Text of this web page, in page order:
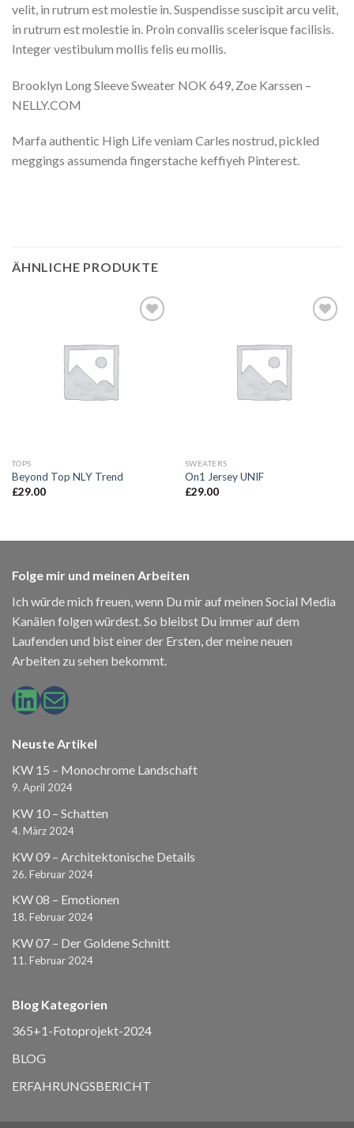
velit, in rutrum est molestie in. Suspendisse suscipit arcu velit,
in rutrum est molestie in. Proin convallis scelerisque facilisis.
Integer vestibulum mollis felis eu mollis.
Brooklyn Long Sleeve Sweater NOK 649, Zoe Karssen –
NELLY.COM
Marfa authentic High Life veniam Carles nostrud, pickled
meggings assumenda fingerstache keffiyeh Pinterest.
ÄHNLICHE PRODUKTE
TOPS
Beyond Top NLY Trend
£29.00
SWEATERS
On1 Jersey UNIF
£29.00
Folge mir und meinen Arbeiten
Ich würde mich freuen, wenn Du mir auf meinen Social Media
Kanälen folgen würdest. So bleibst Du immer auf dem
Laufenden und bist einer der Ersten, der meine neuen
Arbeiten zu sehen bekommt.
LinkedIn
E-Mail
Neuste Artikel
KW 15 – Monochrome Landschaft
9. April 2024
KW 10 – Schatten
4. März 2024
KW 09 – Architektonische Details
26. Februar 2024
KW 08 – Emotionen
18. Februar 2024
KW 07 – Der Goldene Schnitt
11. Februar 2024
Blog Kategorien
365+1-Fotoprojekt-2024
BLOG
ERFAHRUNGSBERICHT